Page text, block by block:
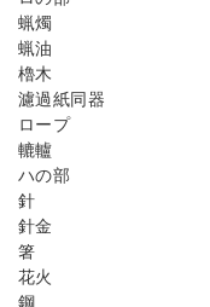
蝋燭
蝋油
櫓木
濾過紙同器
ロープ
轆轤
ハの部
針
針金
箸
花火
鋼